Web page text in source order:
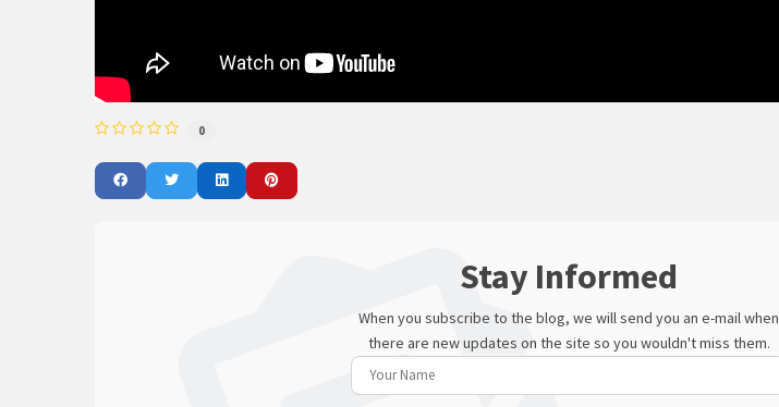
0
Stay Informed
When you subscribe to the blog, we will send you an e-mail when
there are new updates on the site so you wouldn't miss them.